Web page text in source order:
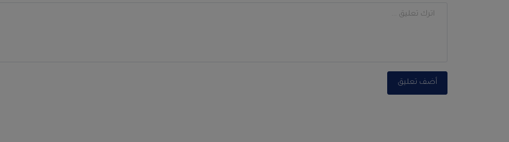
أضف تعليق